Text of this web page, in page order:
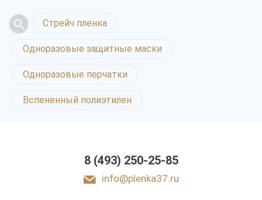
Стрейч пленка
Одноразовые защитные маски
Одноразовые перчатки
Вспененный полиэтилен
8 (493) 250-25-85
info@plenka37.ru